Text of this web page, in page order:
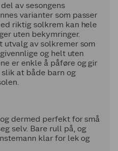
av sesongens
varianter som passer
riktig solkrem kan hele
uten bekymringer.
av solkremer som
og helt uten
er enkle å påføre og gir
at både barn og
dermed perfekt for små
selv. Bare rull på, og
klar for lek og